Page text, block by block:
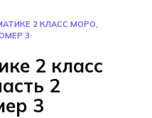
2 КЛАСС МОРО,
3
2 класс
2
3